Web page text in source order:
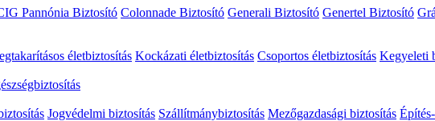
Pannónia Biztosító Colonnade Biztosító Generali Biztosító Genertel Biztosító
életbiztosítás Kockázati életbiztosítás Csoportos életbiztosítás Kegyeleti
Jogvédelmi biztosítás Szállítmánybiztosítás Mezőgazdasági biztosítás